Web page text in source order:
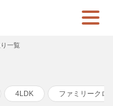
一覧
4LDK ファミリークロ